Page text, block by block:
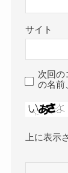
サイト
次回の
の名前
上に表示